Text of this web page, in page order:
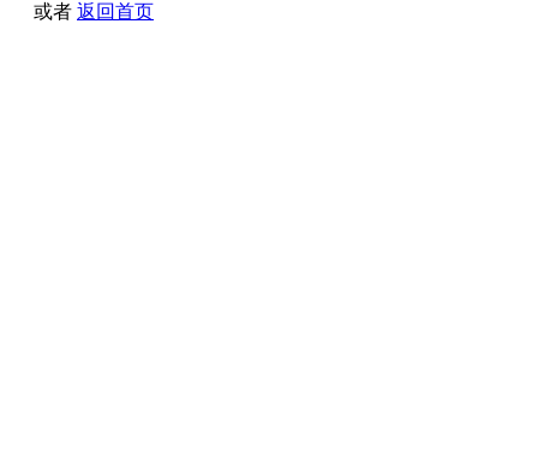
或者 返回首页